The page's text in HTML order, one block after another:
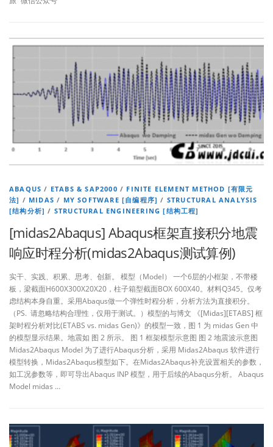
ABAQUS / ETABS & SAP2000 / FINITE ELEMENT METHOD [有限元
法] / MIDAS / MY SOFTWARE [自编程序] / STRUCTURAL ANALYSIS
[结构分析] / STRUCTURAL ENGINEERING [结构工程]
[midas2Abaqus] Abaqus框架直接积分地震
响应时程分析(midas2Abaqus测试算例)
实干、实践、积累、思考、创新。 模型（Model） 一个6层的小框架，不带楼
板，梁截面H600X300X20X20，柱子箱型截面BOX 600X40。材料Q345。仅考
虑结构本身自重。采用Abaqus做一个弹性时程分析，分析方法为直接积分。
（PS. 请忽略结构合理性，仅用于测试。）模型的与博文 《[Midas][ETABS] 框
架时程分析对比(ETABS vs. midas Gen)》的模型一致，图 1 为 midas Gen 中
的模型显示结果。地震如 图 2 所示。 图 1 框架模型示意图 图 2 地震波示意图
Midas2Abaqus Model 为了进行Abaqus分析，采用 Midas2Abaqus 软件进行
模型转换，Midas2Abaqus模型如下。在Midas2Abaqus补充设置相关的参数，
如工况参数等，即可导出Abaqus INP 模型，用于后续的Abaqus分析。 Abaqus
Model midas …